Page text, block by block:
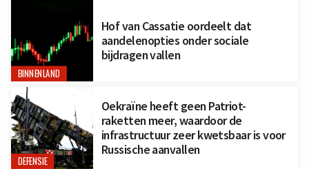
BINNENLAND
Hof van Cassatie oordeelt dat
aandelenopties onder sociale
bijdragen vallen
DEFENSIE
Oekraïne heeft geen Patriot-
raketten meer, waardoor de
infrastructuur zeer kwetsbaar is voor
Russische aanvallen